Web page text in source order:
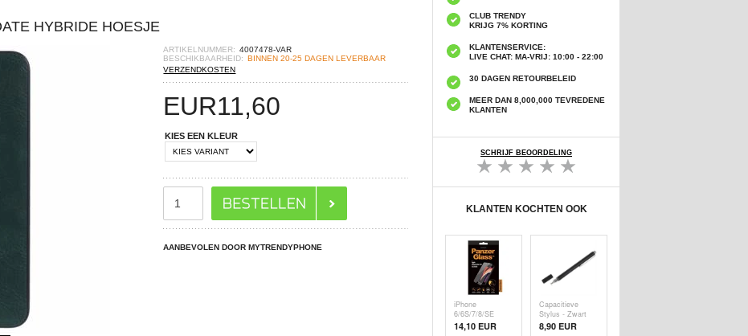
HYBRIDE HOESJE
ARTIKELNUMMER: 4007478-VAR
BESCHIKBAARHEID: BINNEN 20-25 DAGEN LEVERBAAR
VERZENDKOSTEN
EUR11,60
KIES EEN KLEUR
AANBEVOLEN DOOR MYTRENDYPHONE
CLUB TRENDY
KRIJG 7% KORTING
KLANTENSERVICE:
LIVE CHAT: MA-VRIJ: 10:00 - 22:00
30 DAGEN RETOURBELEID
MEER DAN 8,000,000 TEVREDENE
KLANTEN
SCHRIJF BEOORDELING
KLANTEN KOCHTEN OOK
iPhone
6/6S/7/8/SE
(2020)/SE (
14,10 EUR
Capacitieve
Stylus - Zwart
8,90 EUR